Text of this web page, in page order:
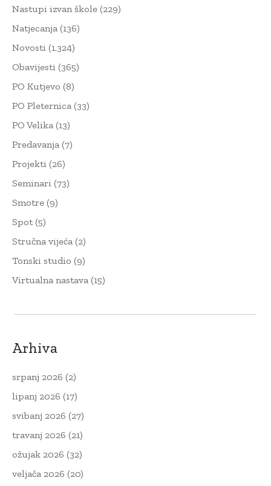
Nastupi izvan škole (229)
Natjecanja (136)
Novosti (1.324)
Obavijesti (365)
PO Kutjevo (8)
PO Pleternica (33)
PO Velika (13)
Predavanja (7)
Projekti (26)
Seminari (73)
Smotre (9)
Spot(5)
Stručna vijeća (2)
Tonski studio (9)
Virtualna nastava (15)
Arhiva
srpanj 2026 (2)
lipanj 2026 (17)
svibanj 2026 (27)
travanj 2026 (21)
ožujak 2026 (32)
veljača 2026 (20)